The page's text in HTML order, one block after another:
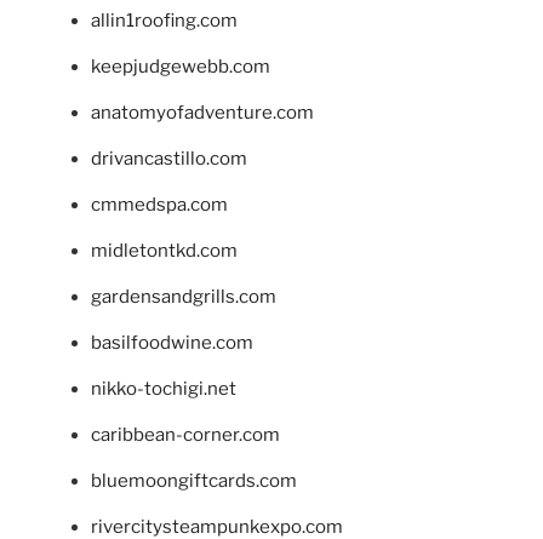
allin1roofing.com
keepjudgewebb.com
anatomyofadventure.com
drivancastillo.com
cmmedspa.com
midletontkd.com
gardensandgrills.com
basilfoodwine.com
nikko-tochigi.net
caribbean-corner.com
bluemoongiftcards.com
rivercitysteampunkexpo.com